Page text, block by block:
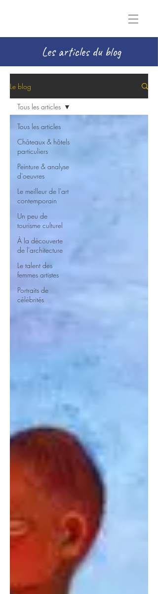
Les articles du blog
Le blog
Tous les articles
Châteaux & hôtels
particuliers
Peinture & analyse
d'oeuvres
Le meilleur de l'art
contemporain
Un peu de
tourisme culturel
À la découverte
de l'architecture
Le talent des
femmes artistes
Portraits de
célébrités
Tous les articles